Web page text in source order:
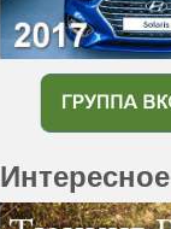
Интересное